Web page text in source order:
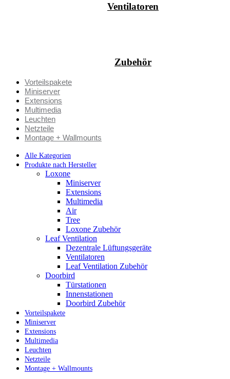
Ventilatoren
Zubehör
Vorteilspakete
Miniserver
Extensions
Multimedia
Leuchten
Netzteile
Montage + Wallmounts
Alle Kategorien
Produkte nach Hersteller
Loxone
Miniserver
Extensions
Multimedia
Air
Tree
Loxone Zubehör
Leaf Ventilation
Dezentrale Lüftungsgeräte
Ventilatoren
Leaf Ventilation Zubehör
Doorbird
Türstationen
Innenstationen
Doorbird Zubehör
Vorteilspakete
Miniserver
Extensions
Multimedia
Leuchten
Netzteile
Montage + Wallmounts